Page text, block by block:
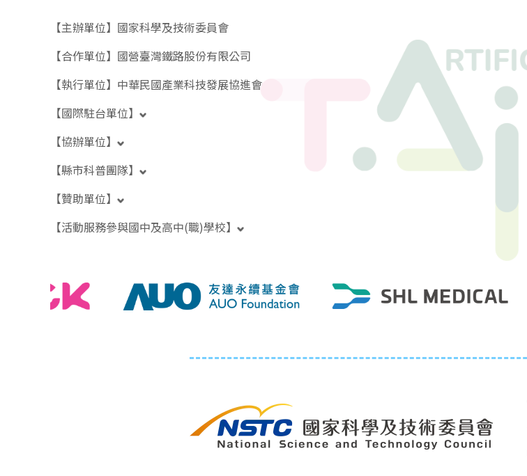
【主辦單位】 國家科學及技術委員會
【合作單位】 國營臺灣鐵路股份有限公司
【執行單位】 中華民國產業科技發展協進會
【國際駐台單位】
【協辦單位】
【縣市科普團隊】
【贊助單位】
【活動服務參與國中及高中(職)學校】